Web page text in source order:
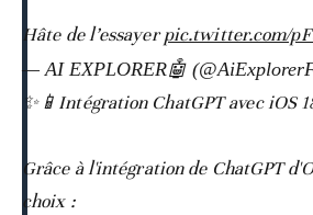
Hâte de l’essayerpic.twitter.com/
— AI EXPLORER🤖
✨📱Intégration ChatGPT avec iOS
Grâce à l'intégration de ChatGPT
choix :